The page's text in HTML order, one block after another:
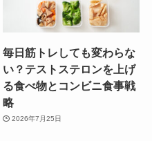
毎日筋トレしても変わらな
い？テストステロンを上げ
る食べ物とコンビニ食事戦
略
2026年7月25日